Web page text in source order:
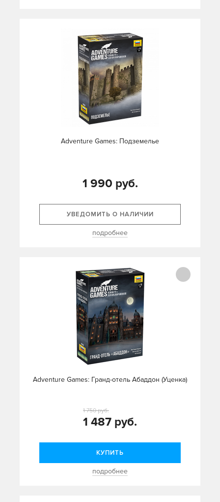
Adventure Games: Подземелье
1 990 руб.
УВЕДОМИТЬ О НАЛИЧИИ
подробнее
Adventure Games: Гранд-отель Абаддон (Уценка)
1 487 руб.
1 750 руб.
КУПИТЬ
подробнее